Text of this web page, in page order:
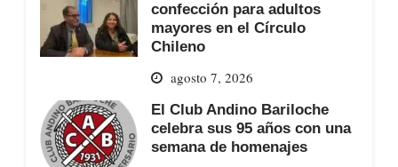
confección para adultos
mayores en el Círculo
Chileno
agosto 7, 2026
El Club Andino Bariloche
celebra sus 95 años con una
semana de homenajes